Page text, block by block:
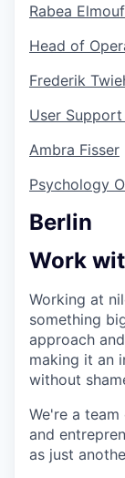
Rabea
Head of
Frederik
User
Ambra Fisser
Psychology
Berlin
Work
Working at
something
approach
making it an
without
We're a
and
as just